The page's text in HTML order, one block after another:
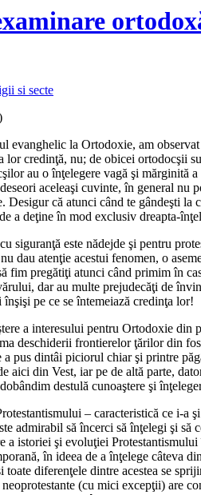
si secte
evanghelic la Ortodoxie, am
credinţă, nu; de obicei ortodocşii
au o înţelegere vagă şi
aceleaşi cuvinte, în general
Desigur că atunci când te gândeşti la
a deţine în mod exclusiv dreapta-
siguranţă este nădejde şi pentru
dau atenţie acestui fenomen, o
fim pregătiţi atunci când primim în
dar au multe prejudecăţi de
pe ce se întemeiază credinţa lor!
a interesului pentru Ortodoxie
deschiderii frontierelor ţărilor din
a pus dintâi piciorul chiar şi printre
aici din Vest, iar pe de altă parte,
destulă cunoaştere şi
– caracteristică ce i-
admirabil să încerci să înţelegi şi
a istoriei şi evoluţiei
în ideea de a înţelege câteva
diferenţele dintre acestea se
(cu mici excepţii) are